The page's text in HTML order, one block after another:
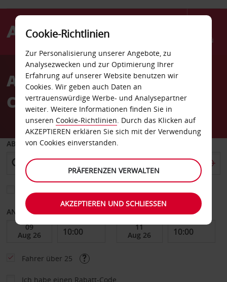
Menü
AvisAutovermietung
Châteauneuf-sur-Loire
ABHOLEN VON
ANFANGSDATUM
Fahrer über 25
Ich habe einen Rabatt-Code
Cookie-Richtlinien
Zur Personalisierung unserer Angebote, zu
Analysezwecken und zur Optimierung Ihrer
Erfahrung auf unserer Website benutzen wir
Cookies. Wir geben auch Daten an
vertrauenswürdige Werbe- und Analysepartner
weiter. Weitere Informationen finden Sie in
unseren Cookie-Richtlinien. Durch das Klicken auf
AKZEPTIEREN erklären Sie sich mit der Verwendung
von Cookies einverstanden.
PRÄFERENZEN VERWALTEN
AKZEPTIEREN UND SCHLIESSEN